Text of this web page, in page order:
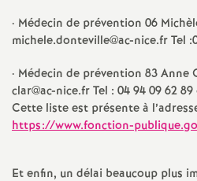
· Médecin de prévention 06
michele.donteville@ac-nice.fr Tel
· Médecin de prévention 83
clar@ac-nice.fr Tel : 04 94 09 62
Cette liste est présente à
https://www.fonction-
Et enfin, un délai beaucoup plus